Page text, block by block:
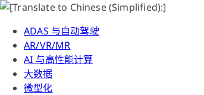
ADAS 与自动驾驶
AR/VR/MR
AI 与高性能计算
大数据
微型化